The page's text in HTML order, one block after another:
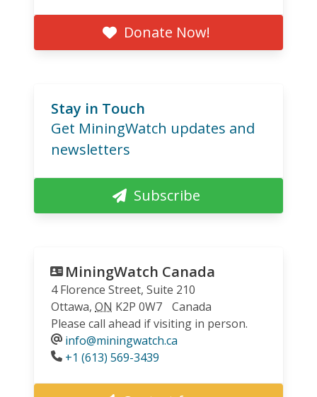
Donate Now!
Stay in Touch
Get MiningWatch updates and
newsletters
Subscribe
MiningWatch Canada
4 Florence Street, Suite 210
Ottawa, ON K2P 0W7
Canada
Please call ahead if visiting in person.
info@miningwatch.ca
Phone
+1 (613) 569-3439